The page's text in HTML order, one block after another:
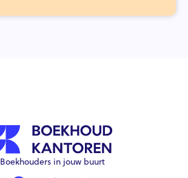
Boekhouders in jouw buurt